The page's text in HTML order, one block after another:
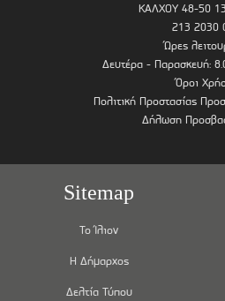
ΚΑΛΧΟΥ 48-50
213 2030
Ώρες
Δευτέρα - Παρασκευή:
Όροι
Πολιτική Προστασίας
Δήλωση
Sitemap
Το Ίλιον
Η Δήμαρχος
Δελτία Τύπου